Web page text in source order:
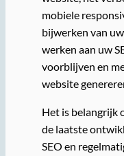
mobiele
bijwerken van
werken aan uw
voorblijven en
website
Het is belangrijk
de laatste
SEO en